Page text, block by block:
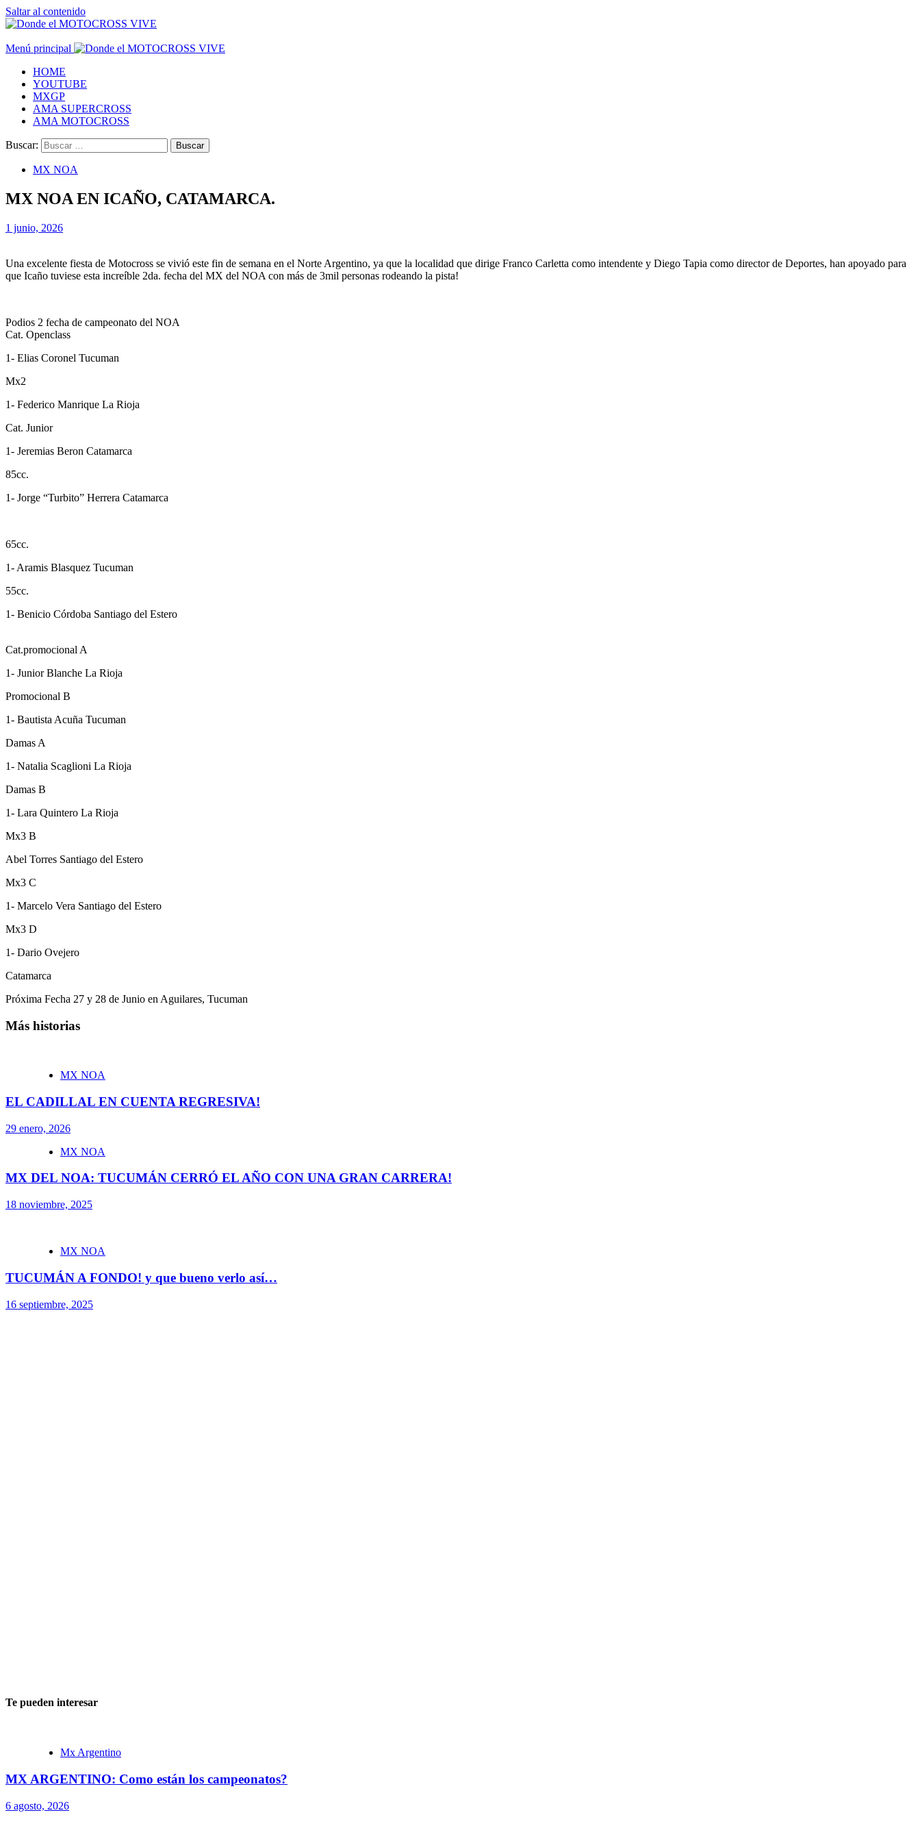
Saltar al contenido
Menú principal
HOME
YOUTUBE
MXGP
AMA SUPERCROSS
AMA MOTOCROSS
Buscar:
MX NOA
MX NOA EN ICAÑO, CATAMARCA.
1 junio, 2026
Una excelente fiesta de Motocross se vivió este fin de semana en el Norte Argentino, ya que la localidad que dirige Franco Carletta como intendente y Diego Tapia como director de Deportes, han apoyado para
que Icaño tuviese esta increíble 2da. fecha del MX del NOA con más de 3mil personas rodeando la pista!
Podios 2 fecha de campeonato del NOA
Cat. Openclass
1- Elias Coronel Tucuman
Mx2
1- Federico Manrique La Rioja
Cat. Junior
1- Jeremias Beron Catamarca
85cc.
1- Jorge “Turbito” Herrera Catamarca
65cc.
1- Aramis Blasquez Tucuman
55cc.
1- Benicio Córdoba Santiago del Estero
Cat.promocional A
1- Junior Blanche La Rioja
Promocional B
1- Bautista Acuña Tucuman
Damas A
1- Natalia Scaglioni La Rioja
Damas B
1- Lara Quintero La Rioja
Mx3 B
Abel Torres Santiago del Estero
Mx3 C
1- Marcelo Vera Santiago del Estero
Mx3 D
1- Dario Ovejero
Catamarca
Próxima Fecha 27 y 28 de Junio en Aguilares, Tucuman
Más historias
MX NOA
EL CADILLAL EN CUENTA REGRESIVA!
29 enero, 2026
MX NOA
MX DEL NOA: TUCUMÁN CERRÓ EL AÑO CON UNA GRAN CARRERA!
18 noviembre, 2025
MX NOA
TUCUMÁN A FONDO! y que bueno verlo así…
16 septiembre, 2025
Te pueden interesar
Mx Argentino
MX ARGENTINO: Como están los campeonatos?
6 agosto, 2026